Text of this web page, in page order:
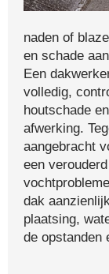
naden of
en schade
Een
volledig,
houtschade en
afwerking.
aangebracht
een
dak
plaatsing,
de opstanden